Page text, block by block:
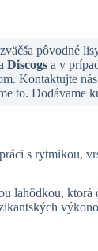
pôvodné
Discogs a v
Kontaktujte
to. Dodávame
s rytmikou,
lahôdkou,